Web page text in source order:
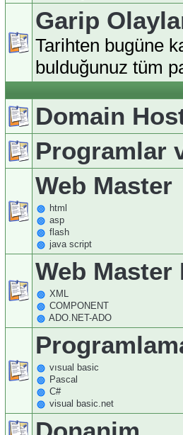
Garip
Tarihten bugüne
bulduğunuz tüm
Domain
Programlar
Web Master
html
asp
flash
java script
Web Master
XML
COMPONENT
ADO.NET-ADO
vısual basic
Pascal
C#
visual basic.net